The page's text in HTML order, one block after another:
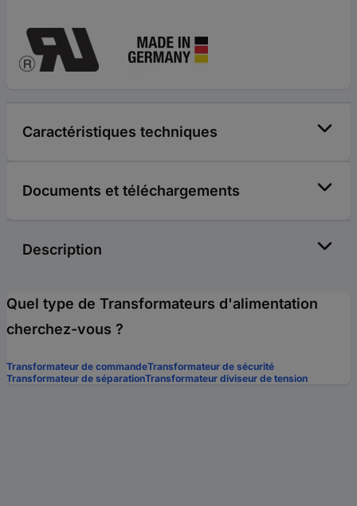
Caractéristiques techniques
Documents et téléchargements
Description
Quel type de Transformateurs d'alimentation
cherchez-vous ?
Transformateur de commandeTransformateur de sécurité
Transformateur de séparationTransformateur diviseur de tension